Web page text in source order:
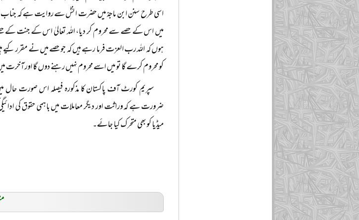
اسی طرح سنن ابن ماجہؒ میں حضرت انسؓ سے روایت ہے کہ جناب
میں اس کے حصے سے محروم کر دیا، اللہ تعالیٰ اس کے جنت کے
ہوں کہ اللہ رب العزت فرما رہے ہیں کہ جو حصے میں نے مقرر کیے
کو محروم کرے گا تو میں اسے محروم نہیں رہنے دوں گا اور
سپریم کورٹ آف پاکستان کا مذکورہ فیصلہ اس صورت حال
ضرورت ہے کہ وراثت اور دیگر معاملات میں باہمی حقوق کی
میڈیا کو بھی متحرک کیا جائے۔